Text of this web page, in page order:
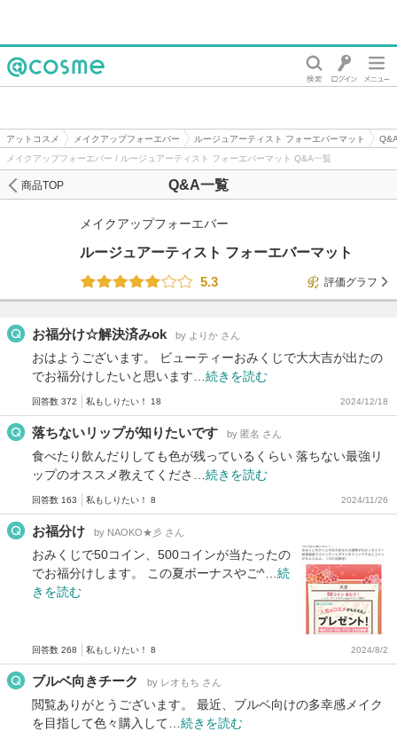
アットコスメ メイクアップフォーエバー ルージュアーティスト フォーエバーマット
メイクアップフォーエバー / ルージュアーティスト フォーエバーマット Q&A一覧
Q&A一覧
商品TOP
メイクアップフォーエバー
ルージュアーティスト フォーエバーマット
5.3
評価グラフ
お福分け☆解決済みok by よりか さん
おはようございます。 ビューティーおみくじで大大吉が出たの
でお福分けしたいと思います… 続きを読む
回答数 372 私もしりたい！ 18 2024/12/18
落ちないリップが知りたいです by 匿名 さん
食べたり飲んだりしても色が残っているくらい 落ちない最強リ
ップのオススメ教えてくださ… 続きを読む
回答数 163 私もしりたい！ 8 2024/11/26
お福分け by NAOKO★彡 さん
おみくじで50コイン、500コインが当たったの
でお福分けします。 この夏ボーナスやご^… 続
きを読む
回答数 268 私もしりたい！ 8 2024/8/2
ブルベ向きチーク by レオもち さん
閲覧ありがとうございます。 最近、ブルベ向けの多幸感メイク
を目指して色々購入して… 続きを読む